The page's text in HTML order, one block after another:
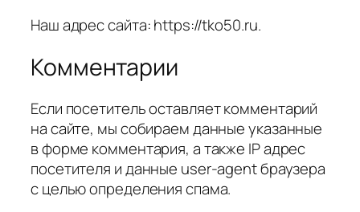
Наш адрес сайта: https://tko50.ru.
Комментарии
Если посетитель оставляет комментарий
на сайте, мы собираем данные указанные
в форме комментария, а также IP адрес
посетителя и данные user-agent браузера
с целью определения спама.